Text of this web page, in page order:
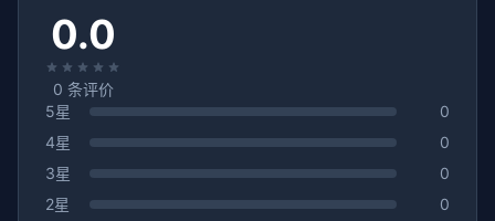
0.0
0 条评价
5星
0
4星
0
3星
0
2星
0